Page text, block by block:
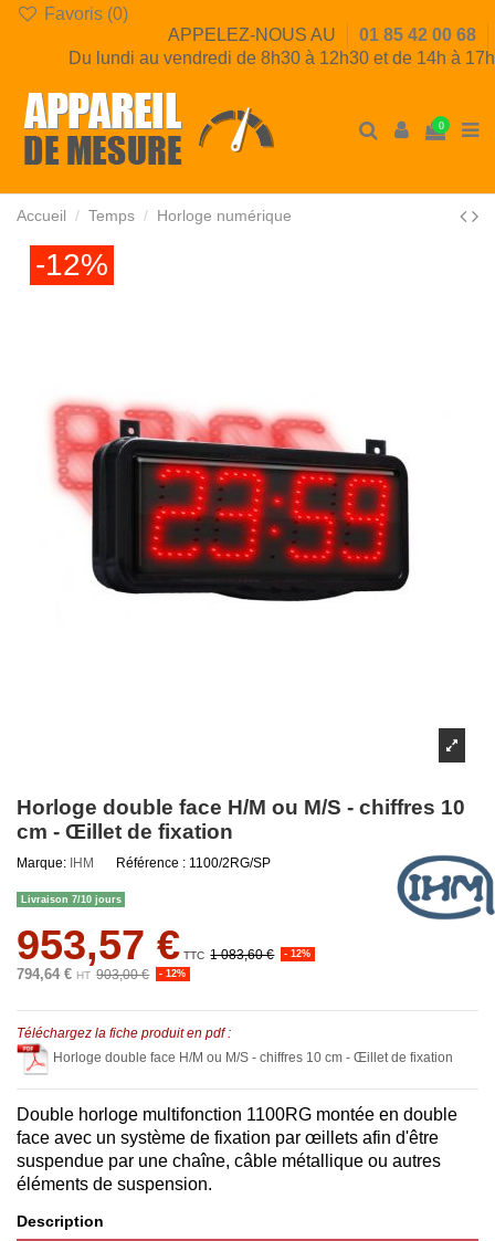
Favoris (0)
APPELEZ-NOUS AU
01 85 42 00 68
Du lundi au vendredi de 8h30 à 12h30 et de 14h à 17h
0
Accueil Temps Horloge numérique
-12%
Horloge double face H/M ou M/S - chiffres 10
cm - Œillet de fixation
Marque: IHM Référence : 1100/2RG/SP
Livraison 7/10 jours
953,57 € TTC 1 083,60 € - 12%
794,64 € HT 903,00 € - 12%
Téléchargez la fiche produit en pdf :
Horloge double face H/M ou M/S - chiffres 10 cm - Œillet de fixation
Double horloge multifonction 1100RG montée en double
face avec un système de fixation par œillets afin d'être
suspendue par une chaîne, câble métallique ou autres
éléments de suspension.
Description